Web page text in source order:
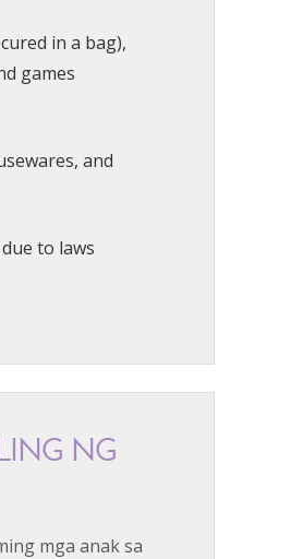
in a bag),
games
and
to laws
NG
mga anak sa